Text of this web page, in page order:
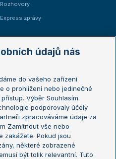
Rozhovory
Express zprávy
Australian Open
French Open
Wimbledon
US Open
Turnaj mistrů
Turnaj mistryň
údajů nás
do vašeho zařízení
o prohlížení nebo jedinečné
Výběr Souhlasím
podporovaly účely
zpracováváme údaje za
Zamítnout vše nebo
zakážete. Pokud jsou
některé zobrazené
být tolik relevantní. Tuto